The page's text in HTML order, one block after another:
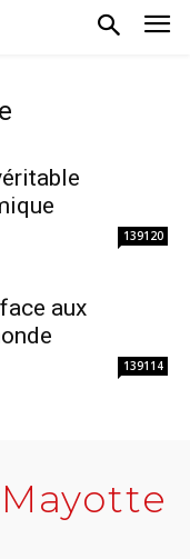
139120
aux
139114